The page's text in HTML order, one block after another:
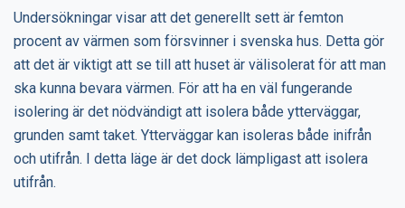
Undersökningar visar att det generellt sett är femton
procent av värmen som försvinner i svenska hus. Detta gör
att det är viktigt att se till att huset är välisolerat för att man
ska kunna bevara värmen. För att ha en väl fungerande
isolering är det nödvändigt att isolera både ytterväggar,
grunden samt taket. Ytterväggar kan isoleras både inifrån
och utifrån. I detta läge är det dock lämpligast att isolera
utifrån.